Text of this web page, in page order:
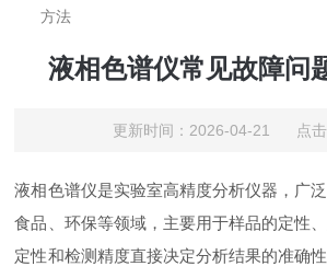
方法
液相色谱仪常见故障问
更新时间：2026-04-21 点击
液相色谱仪是实验室高精度分析仪器，广
食品、环保等领域，主要用于样品的定性
定性和检测精度直接决定分析结果的准确